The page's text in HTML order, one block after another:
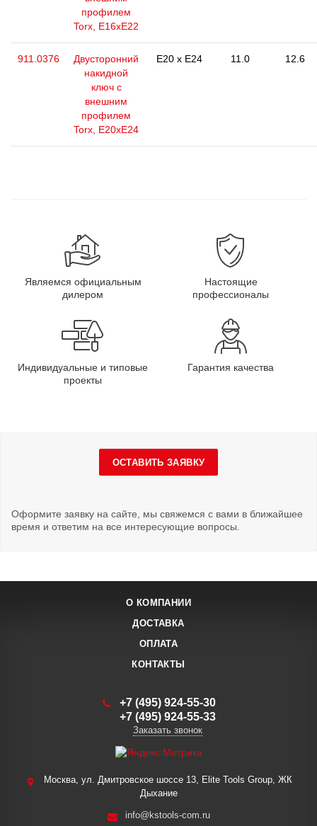
профилем
Torx, Е16хЕ22
911.0376
Двусторонний
накидной
ключ с
внешним
профилем
Torx, Е20хЕ24
E20 x E24 11.0 12.6
Являемся официальным
дилером
Настоящие
профессионалы
Индивидуальные и типовые
проекты
Гарантия качества
ОСТАВИТЬ ЗАЯВКУ
Оформите заявку на сайте, мы свяжемся с вами в ближайшее
время и ответим на все интересующие вопросы.
О КОМПАНИИ
ДОСТАВКА
ОПЛАТА
КОНТАКТЫ
+7 (495) 924-55-30
+7 (495) 924-55-33
Заказать звонок
Москва, ул. Дмитровское шоссе 13, Elite Tools Group, ЖК
Дыхание
info@kstools-com.ru